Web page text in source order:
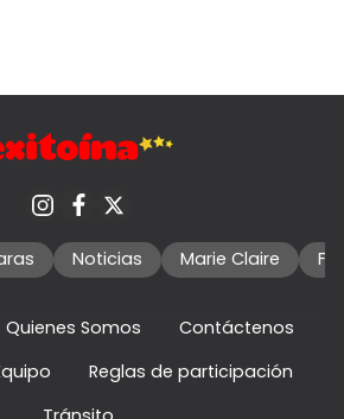
Noticias Marie Claire
Quienes Somos
Contáctenos
Reglas de participación